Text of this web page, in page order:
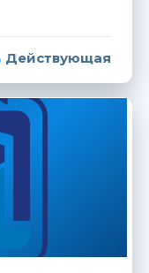
Действующая